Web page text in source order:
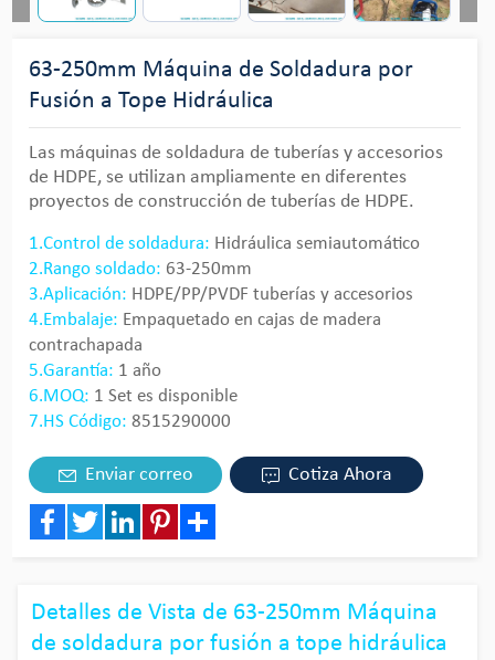
63-250mm Máquina de Soldadura por
Fusión a Tope Hidráulica
Las máquinas de soldadura de tuberías y accesorios
de HDPE, se utilizan ampliamente en diferentes
proyectos de construcción de tuberías de HDPE.
1.Control de soldadura: Hidráulica semiautomático
2.Rango soldado: 63-250mm
3.Aplicación: HDPE/PP/PVDF tuberías y accesorios
4.Embalaje: Empaquetado en cajas de madera
contrachapada
5.Garantía: 1 año
6.MOQ: 1 Set es disponible
7.HS Código: 8515290000
Enviar correo Cotiza Ahora
Detalles de Vista de 63-250mm Máquina
de soldadura por fusión a tope hidráulica